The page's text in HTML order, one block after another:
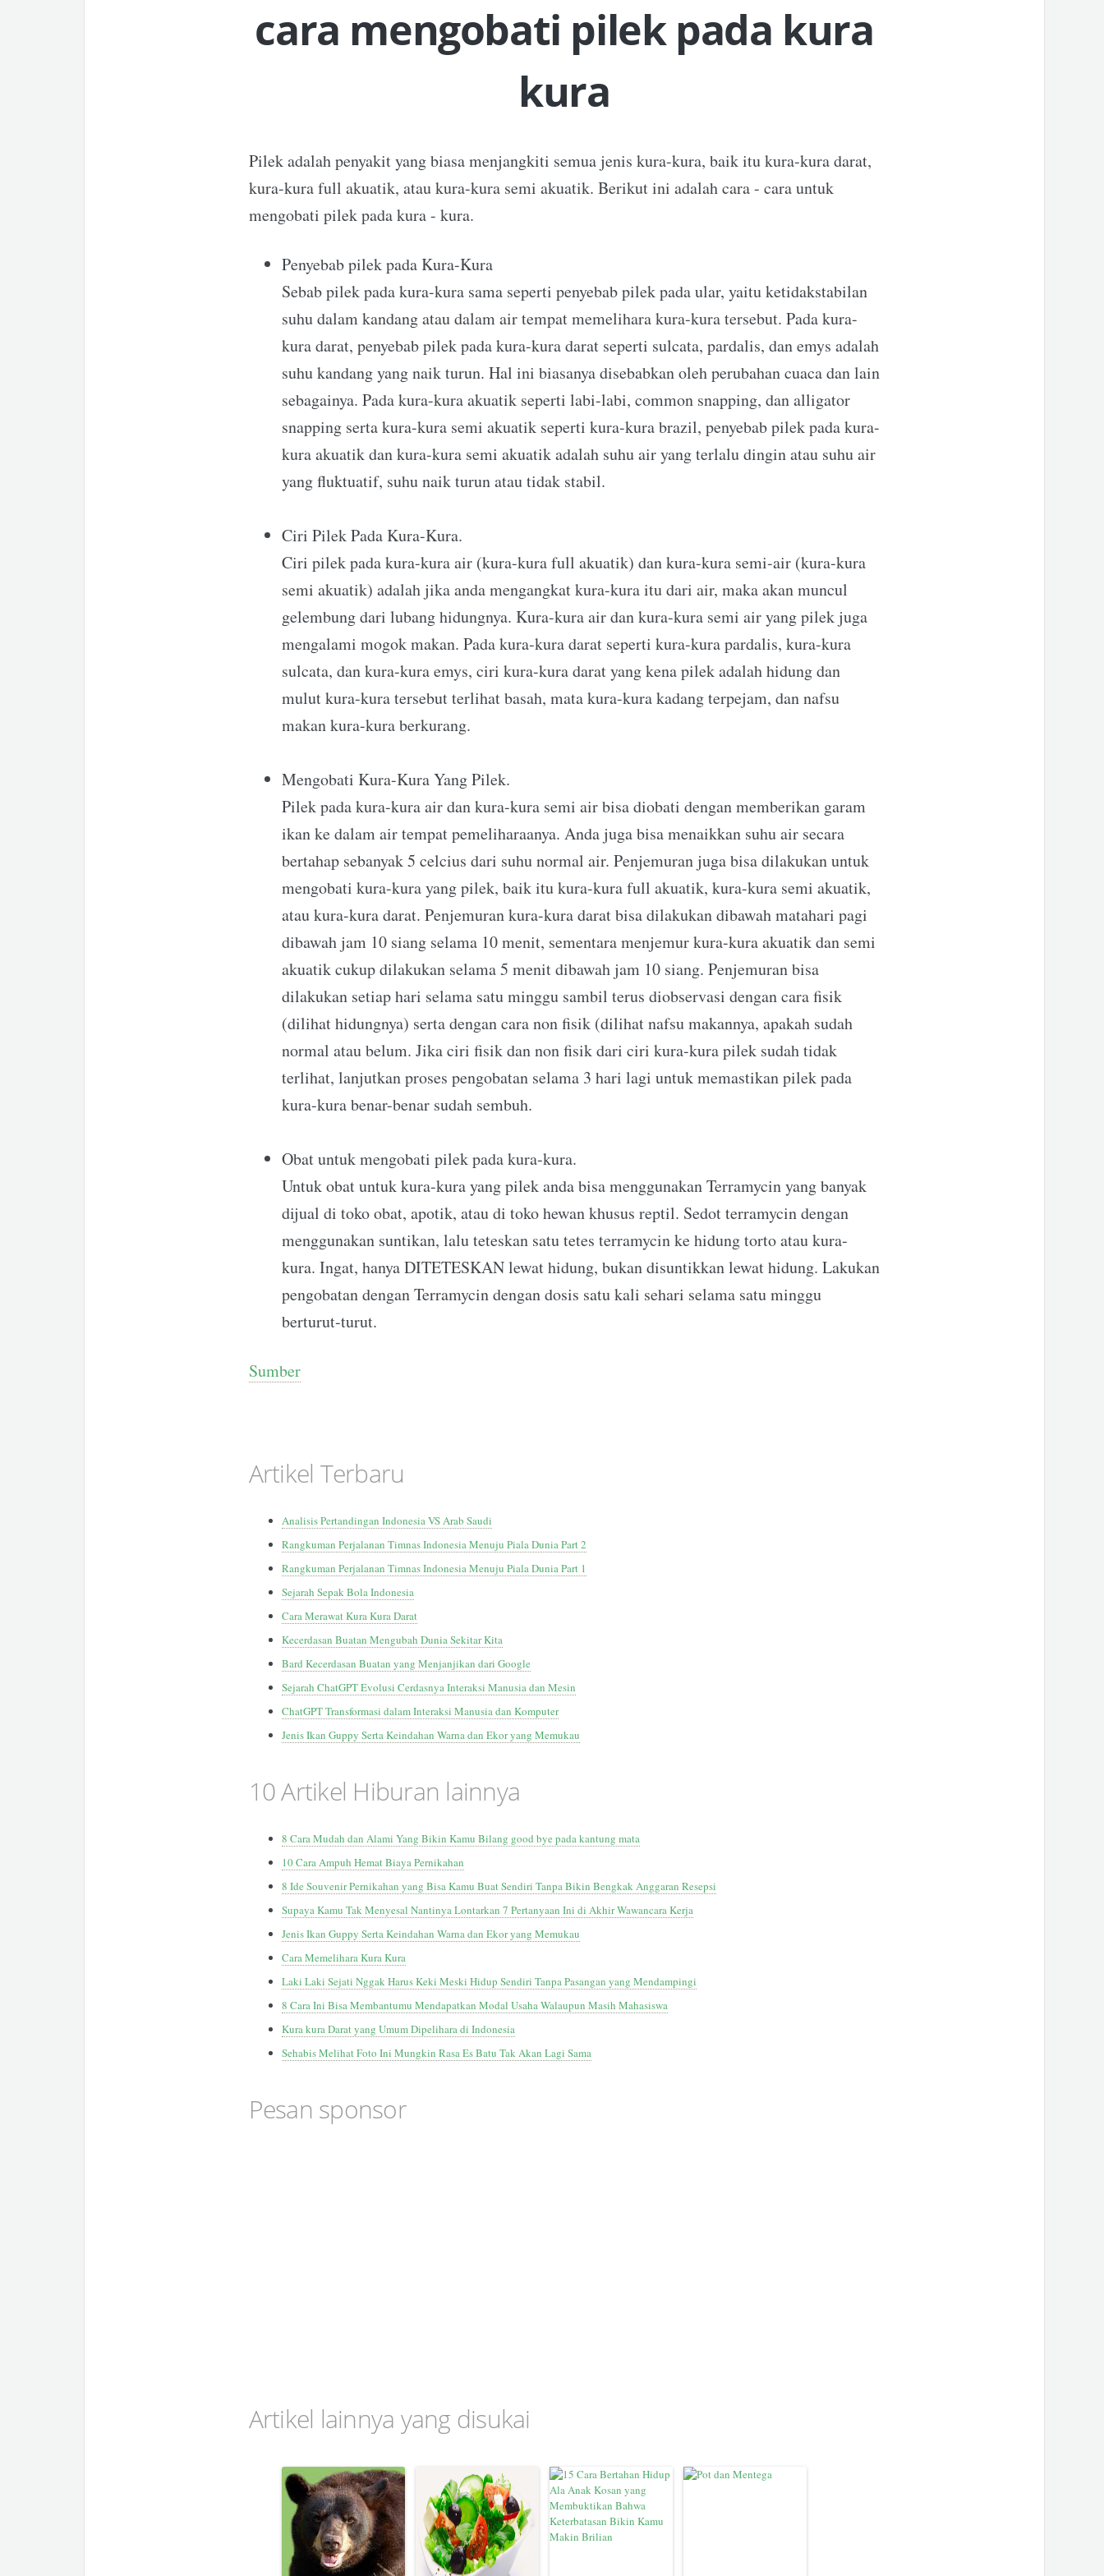
cara mengobati pilek pada kura
kura
Pilek adalah penyakit yang biasa menjangkiti semua jenis kura-kura, baik itu kura-kura darat,
kura-kura full akuatik, atau kura-kura semi akuatik. Berikut ini adalah cara - cara untuk
mengobati pilek pada kura - kura.
Penyebab pilek pada Kura-Kura
Sebab pilek pada kura-kura sama seperti penyebab pilek pada ular, yaitu ketidakstabilan
suhu dalam kandang atau dalam air tempat memelihara kura-kura tersebut. Pada kura-
kura darat, penyebab pilek pada kura-kura darat seperti sulcata, pardalis, dan emys adalah
suhu kandang yang naik turun. Hal ini biasanya disebabkan oleh perubahan cuaca dan lain
sebagainya. Pada kura-kura akuatik seperti labi-labi, common snapping, dan alligator
snapping serta kura-kura semi akuatik seperti kura-kura brazil, penyebab pilek pada kura-
kura akuatik dan kura-kura semi akuatik adalah suhu air yang terlalu dingin atau suhu air
yang fluktuatif, suhu naik turun atau tidak stabil.
Ciri Pilek Pada Kura-Kura.
Ciri pilek pada kura-kura air (kura-kura full akuatik) dan kura-kura semi-air (kura-kura
semi akuatik) adalah jika anda mengangkat kura-kura itu dari air, maka akan muncul
gelembung dari lubang hidungnya. Kura-kura air dan kura-kura semi air yang pilek juga
mengalami mogok makan. Pada kura-kura darat seperti kura-kura pardalis, kura-kura
sulcata, dan kura-kura emys, ciri kura-kura darat yang kena pilek adalah hidung dan
mulut kura-kura tersebut terlihat basah, mata kura-kura kadang terpejam, dan nafsu
makan kura-kura berkurang.
Mengobati Kura-Kura Yang Pilek.
Pilek pada kura-kura air dan kura-kura semi air bisa diobati dengan memberikan garam
ikan ke dalam air tempat pemeliharaanya. Anda juga bisa menaikkan suhu air secara
bertahap sebanyak 5 celcius dari suhu normal air. Penjemuran juga bisa dilakukan untuk
mengobati kura-kura yang pilek, baik itu kura-kura full akuatik, kura-kura semi akuatik,
atau kura-kura darat. Penjemuran kura-kura darat bisa dilakukan dibawah matahari pagi
dibawah jam 10 siang selama 10 menit, sementara menjemur kura-kura akuatik dan semi
akuatik cukup dilakukan selama 5 menit dibawah jam 10 siang. Penjemuran bisa
dilakukan setiap hari selama satu minggu sambil terus diobservasi dengan cara fisik
(dilihat hidungnya) serta dengan cara non fisik (dilihat nafsu makannya, apakah sudah
normal atau belum. Jika ciri fisik dan non fisik dari ciri kura-kura pilek sudah tidak
terlihat, lanjutkan proses pengobatan selama 3 hari lagi untuk memastikan pilek pada
kura-kura benar-benar sudah sembuh.
Obat untuk mengobati pilek pada kura-kura.
Untuk obat untuk kura-kura yang pilek anda bisa menggunakan Terramycin yang banyak
dijual di toko obat, apotik, atau di toko hewan khusus reptil. Sedot terramycin dengan
menggunakan suntikan, lalu teteskan satu tetes terramycin ke hidung torto atau kura-
kura. Ingat, hanya DITETESKAN lewat hidung, bukan disuntikkan lewat hidung. Lakukan
pengobatan dengan Terramycin dengan dosis satu kali sehari selama satu minggu
berturut-turut.
Sumber
Artikel Terbaru
Analisis Pertandingan Indonesia VS Arab Saudi
Rangkuman Perjalanan Timnas Indonesia Menuju Piala Dunia Part 2
Rangkuman Perjalanan Timnas Indonesia Menuju Piala Dunia Part 1
Sejarah Sepak Bola Indonesia
Cara Merawat Kura Kura Darat
Kecerdasan Buatan Mengubah Dunia Sekitar Kita
Bard Kecerdasan Buatan yang Menjanjikan dari Google
Sejarah ChatGPT Evolusi Cerdasnya Interaksi Manusia dan Mesin
ChatGPT Transformasi dalam Interaksi Manusia dan Komputer
Jenis Ikan Guppy Serta Keindahan Warna dan Ekor yang Memukau
10 Artikel Hiburan lainnya
8 Cara Mudah dan Alami Yang Bikin Kamu Bilang good bye pada kantung mata
10 Cara Ampuh Hemat Biaya Pernikahan
8 Ide Souvenir Pernikahan yang Bisa Kamu Buat Sendiri Tanpa Bikin Bengkak Anggaran Resepsi
Supaya Kamu Tak Menyesal Nantinya Lontarkan 7 Pertanyaan Ini di Akhir Wawancara Kerja
Jenis Ikan Guppy Serta Keindahan Warna dan Ekor yang Memukau
Cara Memelihara Kura Kura
Laki Laki Sejati Nggak Harus Keki Meski Hidup Sendiri Tanpa Pasangan yang Mendampingi
8 Cara Ini Bisa Membantumu Mendapatkan Modal Usaha Walaupun Masih Mahasiswa
Kura kura Darat yang Umum Dipelihara di Indonesia
Sehabis Melihat Foto Ini Mungkin Rasa Es Batu Tak Akan Lagi Sama
Pesan sponsor
Artikel lainnya yang disukai